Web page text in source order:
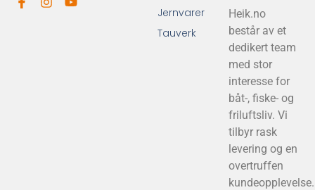
Heik.no
består av et
dedikert team
med stor
interesse for
båt-, fiske- og
friluftsliv. Vi
tilbyr rask
levering og en
overtruffen
kundeopplevelse.
Jernvarer
Tauverk